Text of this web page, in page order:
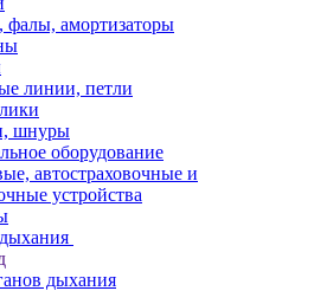
фалы, амортизаторы
линии, петли
шнуры
оборудование
автостраховочные и
устройства
дыхания